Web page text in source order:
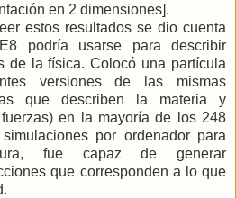
en 2 dimensiones].
estos resultados se dio cuenta
podría usarse para describir
de la física. Colocó una partícula
versiones de las mismas
que describen la materia y
en la mayoría de los 248
por ordenador para
fue capaz de generar
que corresponden a lo que